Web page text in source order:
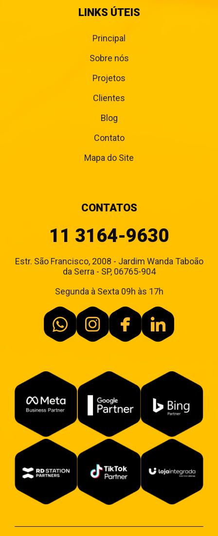
LINKS ÚTEIS
Principal
Sobre nós
Projetos
Clientes
Blog
Contato
Mapa do Site
CONTATOS
11 3164-9630
Estr. São Francisco, 2008 - Jardim Wanda Taboão
da Serra - SP, 06765-904
Segunda à Sexta 09h às 17h